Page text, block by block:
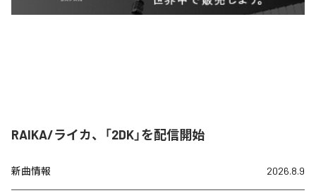
RAIKA/ライカ、「2DK」を配信開始
新曲情報 2026.8.9